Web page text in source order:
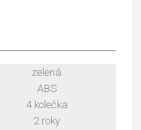
zelená
ABS
4 kolečka
2 roky